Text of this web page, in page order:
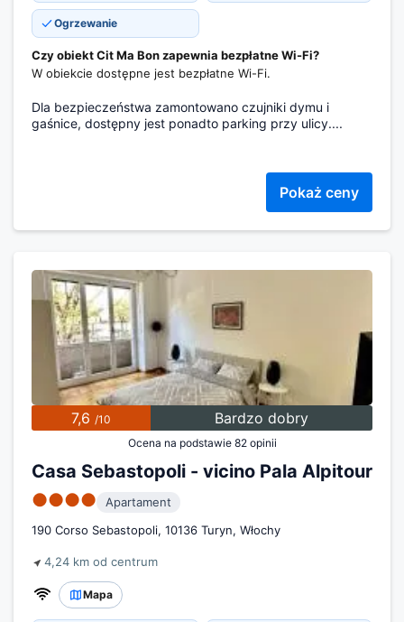
Ogrzewanie
Czy obiekt Cit Ma Bon zapewnia bezpłatne Wi-Fi?
W obiekcie dostępne jest bezpłatne Wi-Fi.
Dla bezpieczeństwa zamontowano czujniki dymu i
gaśnice, dostępny jest ponadto parking przy ulicy....
Pokaż ceny
7,6 /10 Bardzo dobry
Ocena na podstawie 82 opinii
Casa Sebastopoli - vicino Pala Alpitour
●●●●
Apartament
190 Corso Sebastopoli, 10136 Turyn, Włochy
4,24 km od centrum
Mapa